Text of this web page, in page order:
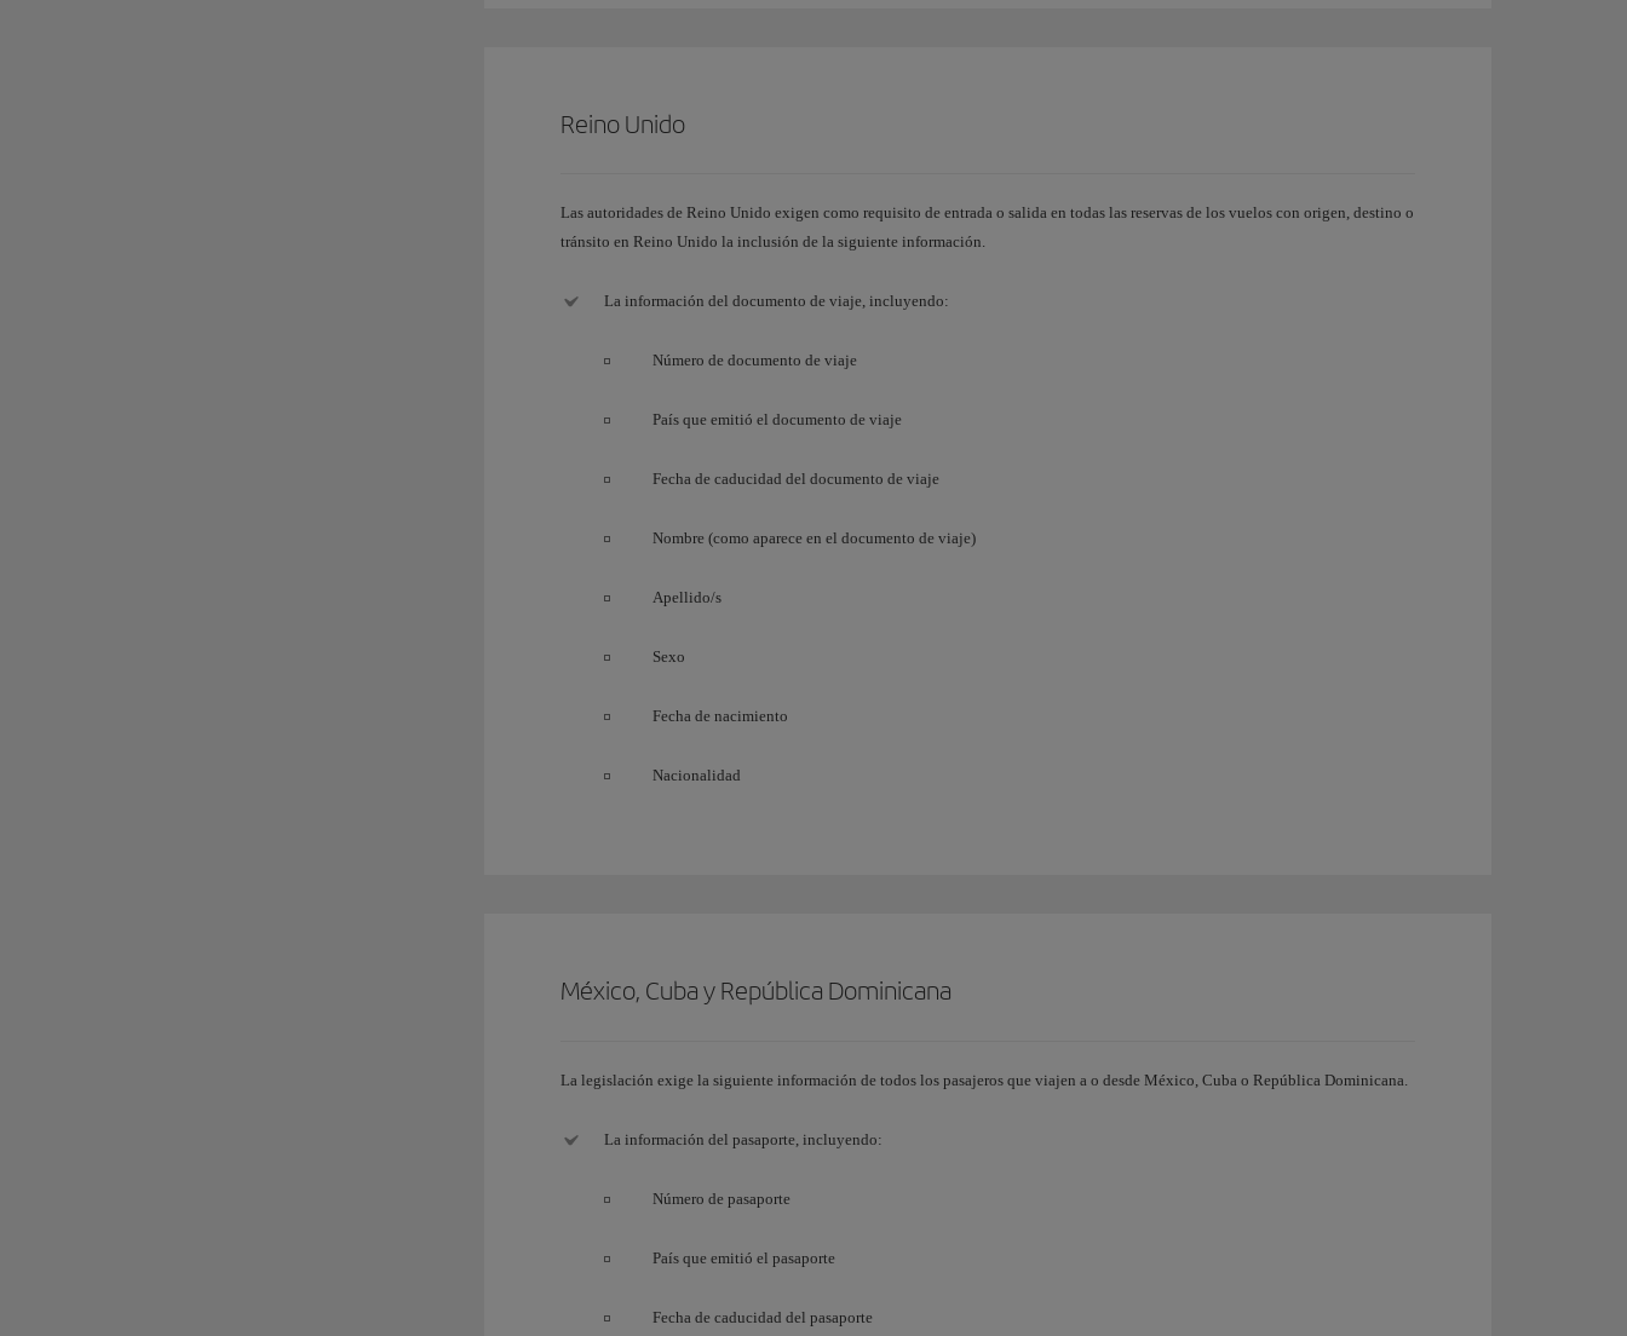
Reino Unido
Las autoridades de Reino Unido exigen como requisito de entrada o salida en todas las reservas de los vuelos con origen, destino o
tránsito en Reino Unido la inclusión de la siguiente información.
La información del documento de viaje, incluyendo:
Número de documento de viaje
País que emitió el documento de viaje
Fecha de caducidad del documento de viaje
Nombre (como aparece en el documento de viaje)
Apellido/s
Sexo
Fecha de nacimiento
Nacionalidad
México, Cuba y República Dominicana
La legislación exige la siguiente información de todos los pasajeros que viajen a o desde México, Cuba o República Dominicana.
La información del pasaporte, incluyendo:
Número de pasaporte
País que emitió el pasaporte
Fecha de caducidad del pasaporte